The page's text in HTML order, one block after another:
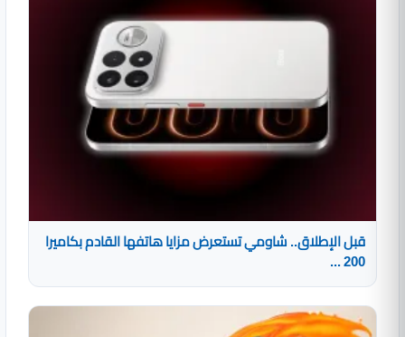
قبل الإطلاق.. شاومي تستعرض مزايا هاتفها القادم بكاميرا
200 ...